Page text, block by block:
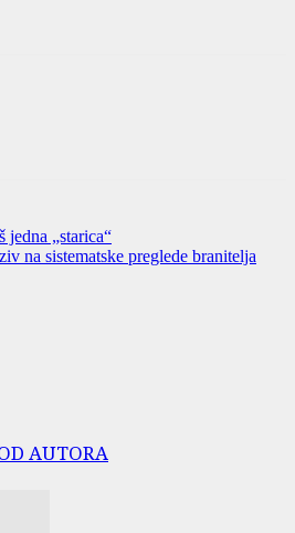
jedna „starica“
na sistematske preglede branitelja
AUTORA